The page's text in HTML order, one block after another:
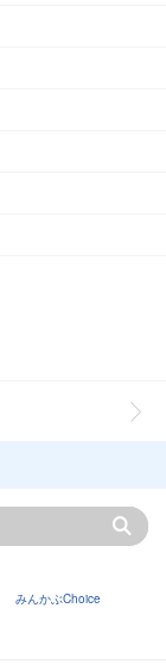
みんかぶChoice